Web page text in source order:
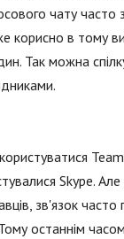
чату часто
корисно в тому
Так можна
Skype. Але
зв'язок часто
останнім